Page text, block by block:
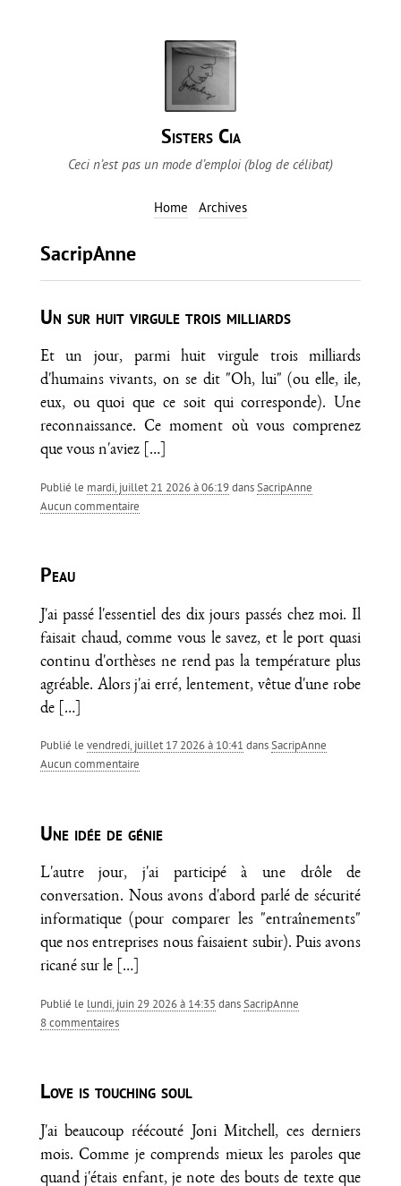
Sisters Cia
Ceci n’est pas un mode d’emploi (blog de célibat)
Home Archives
SacripAnne
Un sur huit virgule trois milliards
Et un jour, parmi huit virgule trois milliards
d'humains vivants, on se dit "Oh, lui" (ou elle, ile,
eux, ou quoi que ce soit qui corresponde). Une
reconnaissance. Ce moment où vous comprenez
que vous n'aviez
[…]
Publié le mardi, juillet 21 2026 à 06:19dansSacripAnne
aucun commentaire
Peau
J'ai passé l'essentiel des dix jours passés chez moi. Il
faisait chaud, comme vous le savez, et le port quasi
continu d'orthèses ne rend pas la température plus
agréable. Alors j'ai erré, lentement, vêtue d'une robe
de
[…]
Publié le vendredi, juillet 17 2026 à 10:41 dansSacripAnne
aucun commentaire
Une idée de génie
L'autre jour, j'ai participé à une drôle de
conversation. Nous avons d'abord parlé de sécurité
informatique (pour comparer les "entraînements"
que nos entreprises nous faisaient subir). Puis avons
ricané sur le
[…]
Publié le lundi, juin 29 2026 à 14:35 dansSacripAnne
8 commentaires
Love is touching soul
J'ai beaucoup réécouté Joni Mitchell, ces derniers
mois. Comme je comprends mieux les paroles que
quand j'étais enfant, je note des bouts de texte que